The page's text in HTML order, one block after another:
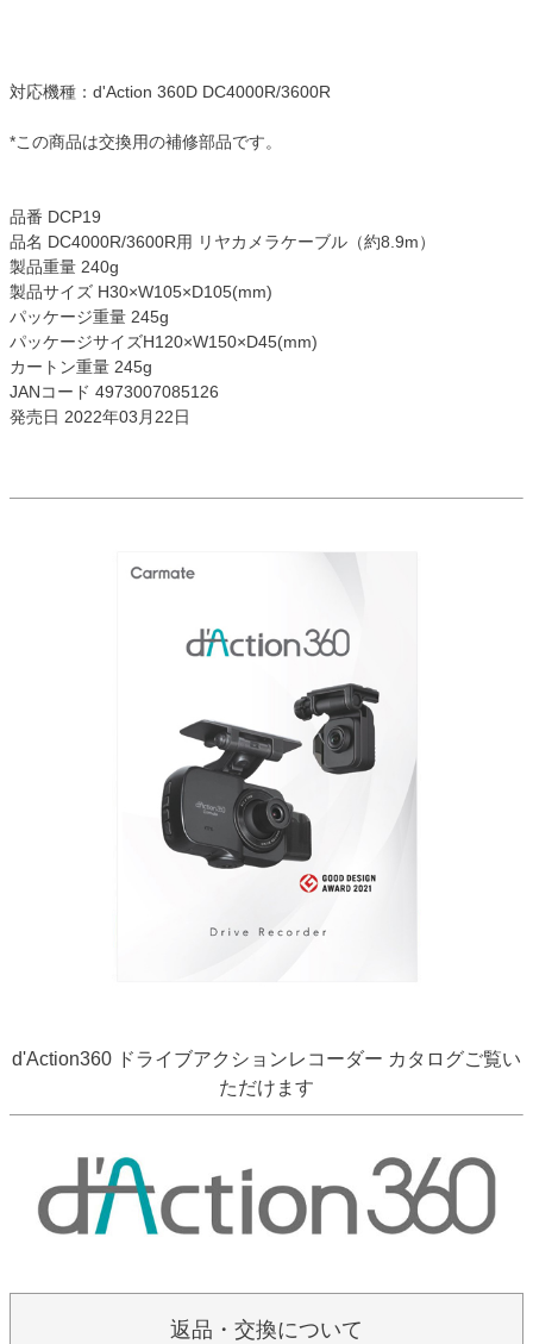
対応機種：d'Action 360D DC4000R/3600R
*この商品は交換用の補修部品です。
品番 DCP19
品名 DC4000R/3600R用 リヤカメラケーブル（約8.9m）
製品重量 240g
製品サイズ H30×W105×D105(mm)
パッケージ重量 245g
パッケージサイズH120×W150×D45(mm)
カートン重量 245g
JANコード 4973007085126
発売日 2022年03月22日
d'Action360 ドライブアクションレコーダー カタログご覧い
ただけます
返品・交換について